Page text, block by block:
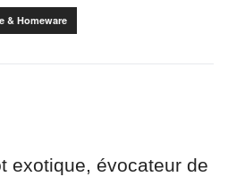
& Homeware
exotique, évocateur de